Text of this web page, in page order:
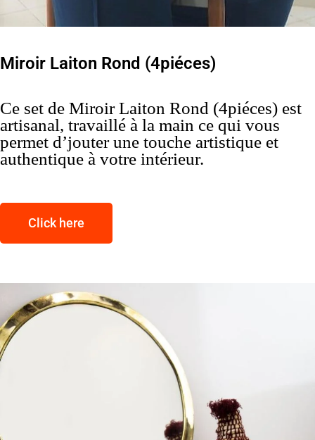
Miroir Laiton Rond (4piéces)
Ce set de Miroir Laiton Rond (4piéces) est
artisanal, travaillé à la main ce qui vous
permet d’jouter une touche artistique et
authentique à votre intérieur.
Click here